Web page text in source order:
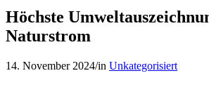
Höchste
Naturstrom
14. November 2024/in Unkategorisiert